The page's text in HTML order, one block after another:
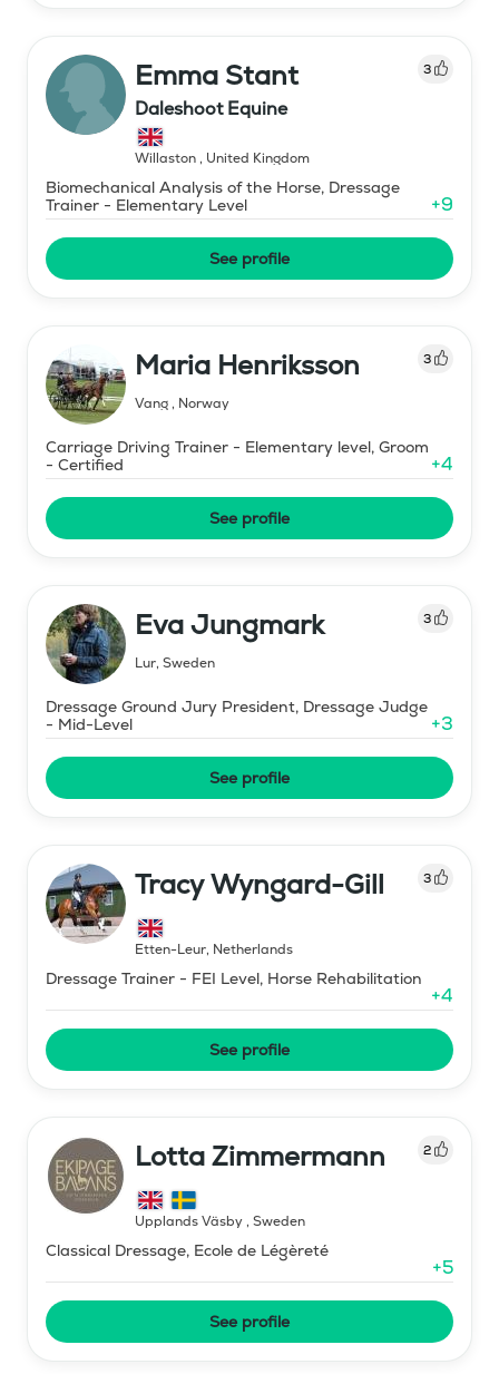
Emma Stant 3
Daleshoot Equine
Willaston, United Kingdom
Biomechanical Analysis of the Horse, Dressage
Trainer - Elementary Level
+9
See profile
Maria Henriksson 3
Vang, Norway
Carriage Driving Trainer - Elementary level, Groom
- Certified
+4
See profile
Eva Jungmark 3
Lur, Sweden
Dressage Ground Jury President, Dressage Judge
- Mid-Level
+3
See profile
Tracy Wyngard-Gill 3
Etten-Leur, Netherlands
Dressage Trainer - FEI Level, Horse Rehabilitation
+4
See profile
Lotta Zimmermann 2
Upplands Väsby, Sweden
Classical Dressage, Ecole de Légèreté
+5
See profile